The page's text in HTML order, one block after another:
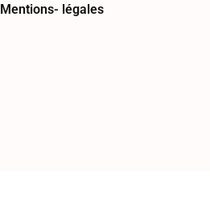
Mentions- légales